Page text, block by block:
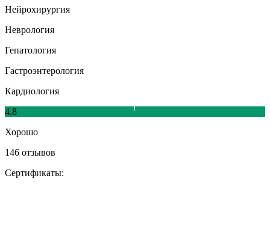
Нейрохирургия
Неврология
Гепатология
Гастроэнтерология
Кардиология
4.8
Хорошо
146 отзывов
Сертификаты: